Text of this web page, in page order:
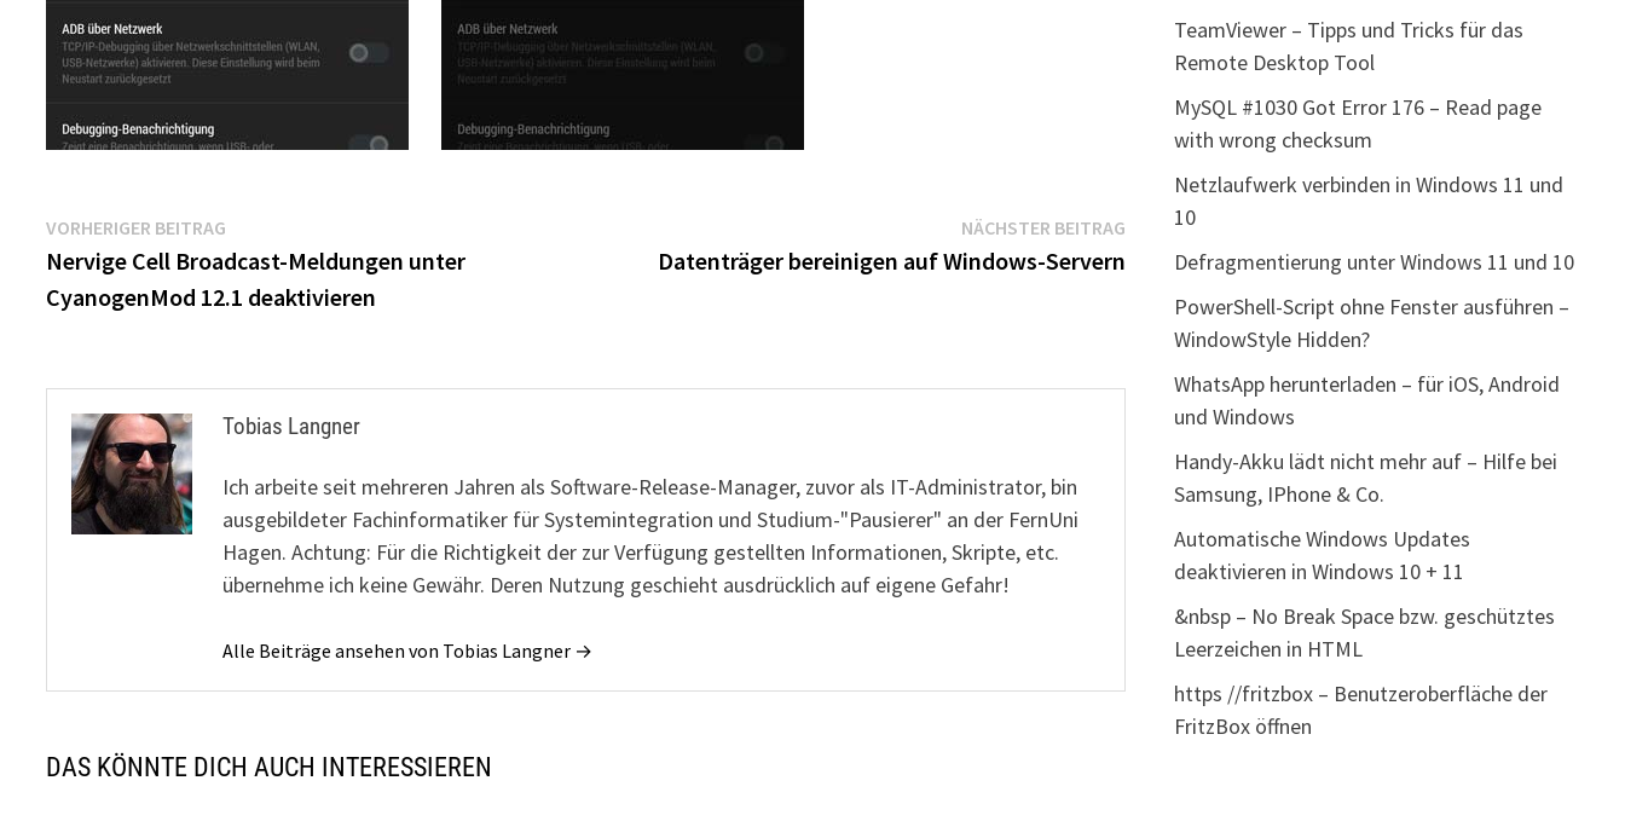
Beitragsnavigation
VORHERIGER BEITRAG
Beitrag:
Nervige Cell Broadcast-Meldungen unter
CyanogenMod 12.1 deaktivieren
NÄCHSTER BEITRAGNächster
Beitrag:
Datenträger bereinigen auf Windows-Servern
Tobias Langner
Ich arbeite seit mehreren Jahren als Software-Release-Manager, zuvor als IT-Administrator, bin
ausgebildeter Fachinformatiker für Systemintegration und Studium-"Pausierer" an der FernUni
Hagen. Achtung: Für die Richtigkeit der zur Verfügung gestellten Informationen, Skripte, etc.
übernehme ich keine Gewähr. Deren Nutzung geschieht ausdrücklich auf eigene Gefahr!
Alle Beiträge ansehen von Tobias Langner →
DAS KÖNNTE DICH AUCH INTERESSIEREN
TeamViewer – Tipps und Tricks für das
Remote Desktop Tool
MySQL #1030 Got Error 176 – Read page
with wrong checksum
Netzlaufwerk verbinden in Windows 11 und
10
Defragmentierung unter Windows 11 und 10
PowerShell-Script ohne Fenster ausführen –
WindowStyle Hidden?
WhatsApp herunterladen – für iOS, Android
und Windows
Handy-Akku lädt nicht mehr auf – Hilfe bei
Samsung, IPhone & Co.
Automatische Windows Updates
deaktivieren in Windows 10 + 11
&nbsp – No Break Space bzw. geschütztes
Leerzeichen in HTML
https //fritzbox – Benutzeroberfläche der
FritzBox öffnen